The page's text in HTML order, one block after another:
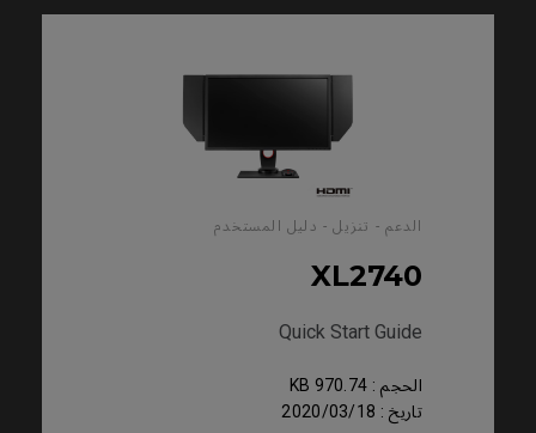
الدعم - تنزيل - دليل المستخدم
XL2740
Quick Start Guide
الحجم : 970.74 KB
تاريخ : 2020/03/18